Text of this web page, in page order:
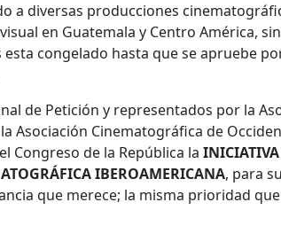
a diversas producciones
en Guatemala y Centro América, sin
congelado hasta que se apruebe
de Petición y representados por la
Asociación Cinematográfica de
Congreso de la República la INICIATIVA
IBEROAMERICANA, para su
que merece; la misma prioridad